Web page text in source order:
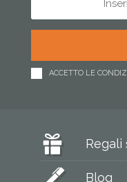
ACCETTO LE
Regali
Blog